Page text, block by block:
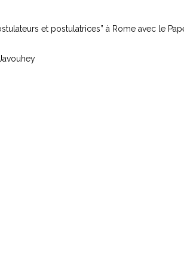
et postulatrices” à Rome avec le